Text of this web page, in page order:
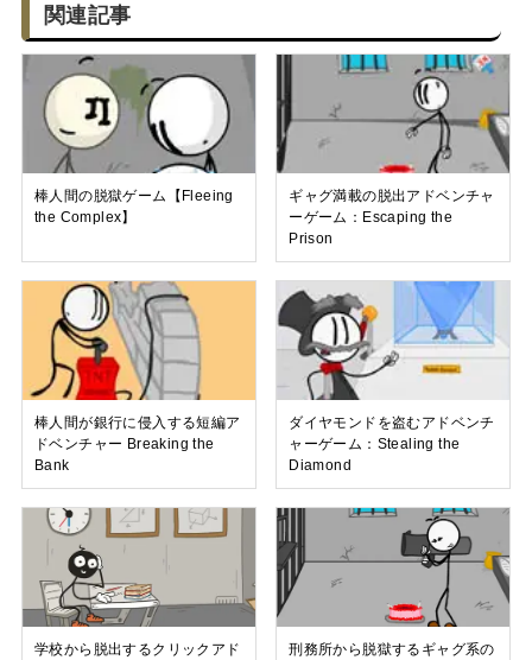
関連記事
棒人間の脱獄ゲーム【Fleeing
the Complex】
ギャグ満載の脱出アドベンチャ
ーゲーム：Escaping the
Prison
棒人間が銀行に侵入する短編ア
ドベンチャー Breaking the
Bank
ダイヤモンドを盗むアドベンチ
ャーゲーム：Stealing the
Diamond
学校から脱出するクリックアド
刑務所から脱獄するギャグ系の